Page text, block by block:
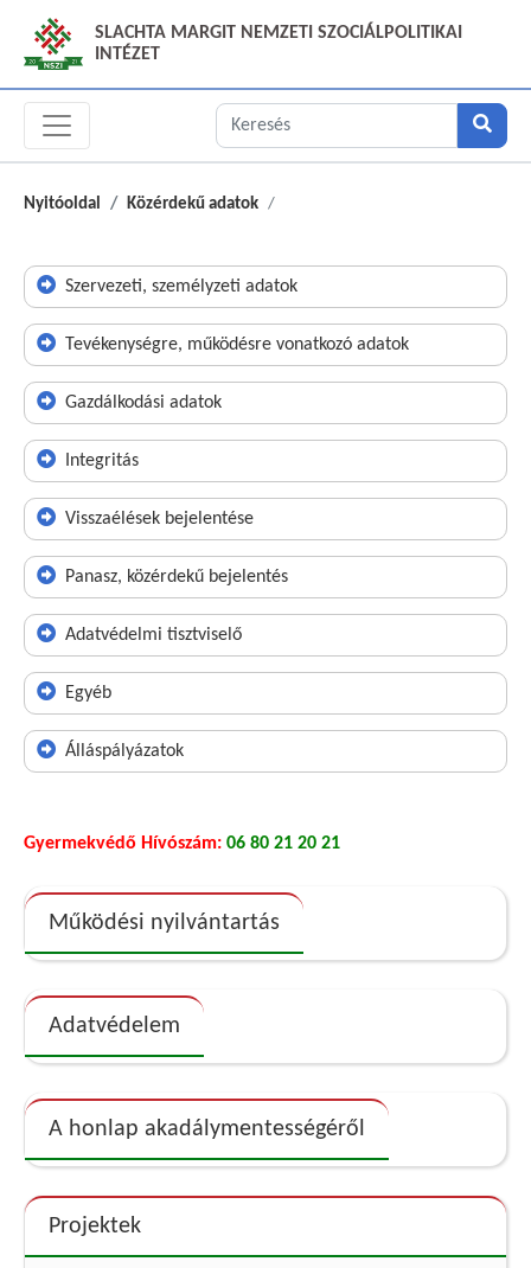
SLACHTA MARGIT NEMZETI SZOCIÁLPOLITIKAI
INTÉZET
Nyitóoldal Közérdekű adatok
Szervezeti, személyzeti adatok
Tevékenységre, működésre vonatkozó adatok
Gazdálkodási adatok
Integritás
Visszaélések bejelentése
Panasz, közérdekű bejelentés
Adatvédelmi tisztviselő
Egyéb
Álláspályázatok
Gyermekvédő Hívószám: 06 80 21 20 21
Működési nyilvántartás
Adatvédelem
A honlap akadálymentességéről
Projektek